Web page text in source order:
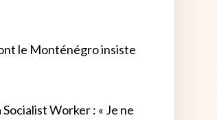
le Monténégro insiste
Worker : « Je ne